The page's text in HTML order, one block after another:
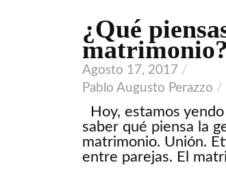
VIDEO
¿Qué
matrimonio?
Agosto 17, 2017
Pablo Augusto Perazzo
Hoy, estamos
saber qué piensa la
matrimonio. Unión.
entre parejas. El